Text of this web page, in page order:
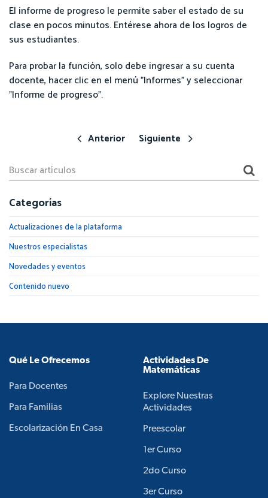
El informe de progreso le permite saber el estado de su
clase en pocos minutos. Entérese ahora de los logros de
sus estudiantes.
Para probar la función, solo debe ingresar a su cuenta
docente, hacer clic en el menú "Informes" y seleccionar
"Informe de progreso".
Anterior Siguiente
Categorías
Actualizaciones de la plataforma
Nuestros especialistas
Novedades y eventos
Contenido nuevo
Qué Le Ofrecemos
Para Docentes
Para Familias
Escolarización En Casa
Actividades De
Matemáticas
Explore Nuestras
Actividades
Preescolar
1er Curso
2do Curso
3er Curso